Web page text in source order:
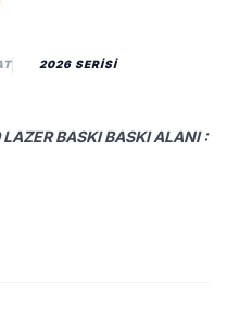
2026 SERİSİ
BASKI BASKI ALANI :